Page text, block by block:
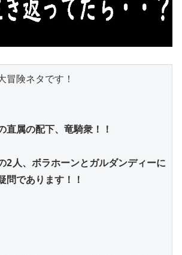
冒険ネタです！
直属の配下、竜騎衆！！
2人、ボラホーンとガルダンディーに
問であります！！